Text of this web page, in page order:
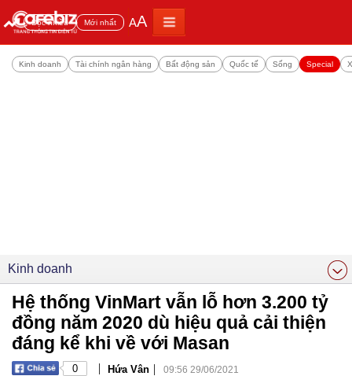
Đọc nhiều Mới nhất AA
Kinh doanh Tài chính ngân hàng Bất động sản Quốc tế Sống Special
Kinh doanh
Hệ thống VinMart vẫn lỗ hơn 3.200 tỷ
đồng năm 2020 dù hiệu quả cải thiện
đáng kể khi về với Masan
0 | Hứa Vân | 09:56 29/06/2021